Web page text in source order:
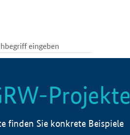
Projekte
finden Sie konkrete Beispiele